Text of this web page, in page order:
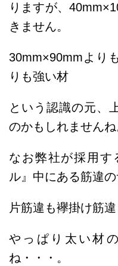
りますが、
きません。
30mm×90mmより
りも強い材
という認識の元、
のかもしれませんね
なお弊社が採用す
ル』中にある筋違
片筋違も襷掛け筋違
やっぱり太い材
ね・・・。